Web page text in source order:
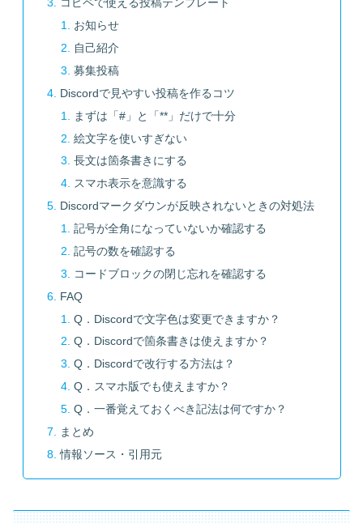
コピペで使える投稿テンプレート
お知らせ
自己紹介
募集投稿
Discordで見やすい投稿を作るコツ
まずは「#」と「**」だけで十分
絵文字を使いすぎない
長文は箇条書きにする
スマホ表示を意識する
Discordマークダウンが反映されないときの対処法
記号が全角になっていないか確認する
記号の数を確認する
コードブロックの閉じ忘れを確認する
FAQ
Q．Discordで文字色は変更できますか？
Q．Discordで箇条書きは使えますか？
Q．Discordで改行する方法は？
Q．スマホ版でも使えますか？
Q．一番覚えておくべき記法は何ですか？
まとめ
情報ソース・引用元